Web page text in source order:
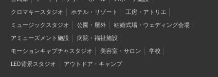
クロマキースタジオ
ホテル・リゾート
工房・アトリエ
ミュージックスタジオ
公園・屋外
結婚式場・ウェディング会場
アミューズメント施設
病院・福祉施設
モーションキャプチャスタジオ
美容室・サロン
学校
LED背景スタジオ
アウトドア・キャンプ